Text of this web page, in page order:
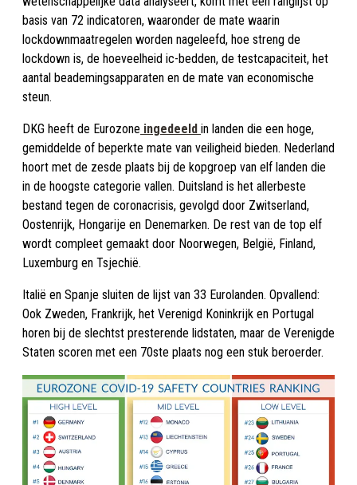
basis van 72 indicatoren, waaronder de mate waarin
lockdownmaatregelen worden nageleefd, hoe streng de
lockdown is, de hoeveelheid ic-bedden, de testcapaciteit, het
aantal beademingsapparaten en de mate van economische
steun.
DKG heeft de Eurozone ingedeeld in landen die een hoge,
gemiddelde of beperkte mate van veiligheid bieden. Nederland
hoort met de zesde plaats bij de kopgroep van elf landen die
in de hoogste categorie vallen. Duitsland is het allerbeste
bestand tegen de coronacrisis, gevolgd door Zwitserland,
Oostenrijk, Hongarije en Denemarken. De rest van de top elf
wordt compleet gemaakt door Noorwegen, België, Finland,
Luxemburg en Tsjechië.
Italië en Spanje sluiten de lijst van 33 Eurolanden. Opvallend:
Ook Zweden, Frankrijk, het Verenigd Koninkrijk en Portugal
horen bij de slechtst presterende lidstaten, maar de Verenigde
Staten scoren met een 70ste plaats nog een stuk beroerder.